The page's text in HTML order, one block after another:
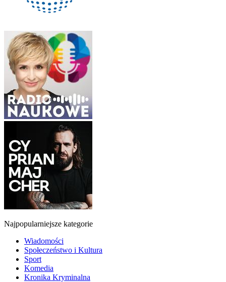
Najpopularniejsze kategorie
Wiadomości
Społeczeństwo i Kultura
Sport
Komedia
Kronika Kryminalna